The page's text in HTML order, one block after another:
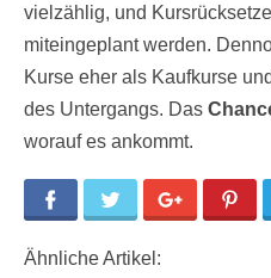
vielzählig, und
miteingeplant werden.
Kurse eher als Kaufkurse
des Untergangs. Das
worauf es ankommt.
Facebook Twitter Google+
Ähnliche Artikel: